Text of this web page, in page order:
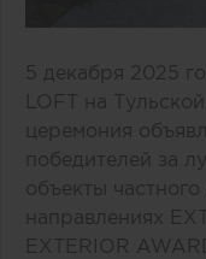
5 декабря 2025
LOFT на
церемония
победителей за
объекты
направлениях
EXTERIOR